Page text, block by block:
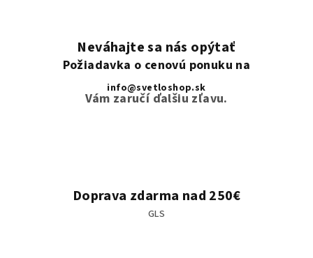
Neváhajte sa nás opýtať
Požiadavka o cenovú ponuku na
info@svetloshop.sk
Vám zaručí ďalšiu zľavu.
Doprava zdarma nad 250€
GLS